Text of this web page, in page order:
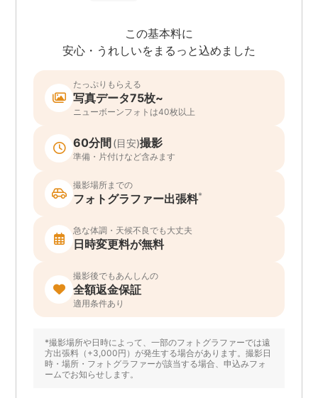
この基本料に
安心・うれしいをまるっと込めました
たっぷりもらえる
写真データ75枚~
ニューボーンフォトは40枚以上
60分間 (目安)撮影
準備・片付けなど含みます
撮影場所までの
フォトグラファー出張料*
急な体調・天候不良でも大丈夫
日時変更料が無料
撮影後でもあんしんの
全額返金保証
適用条件あり
*撮影場所や日時によって、一部のフォトグラファーでは遠
方出張料（+3,000円）が発生する場合があります。撮影日
時・場所・フォトグラファーが該当する場合、申込みフォ
ームでお知らせします。